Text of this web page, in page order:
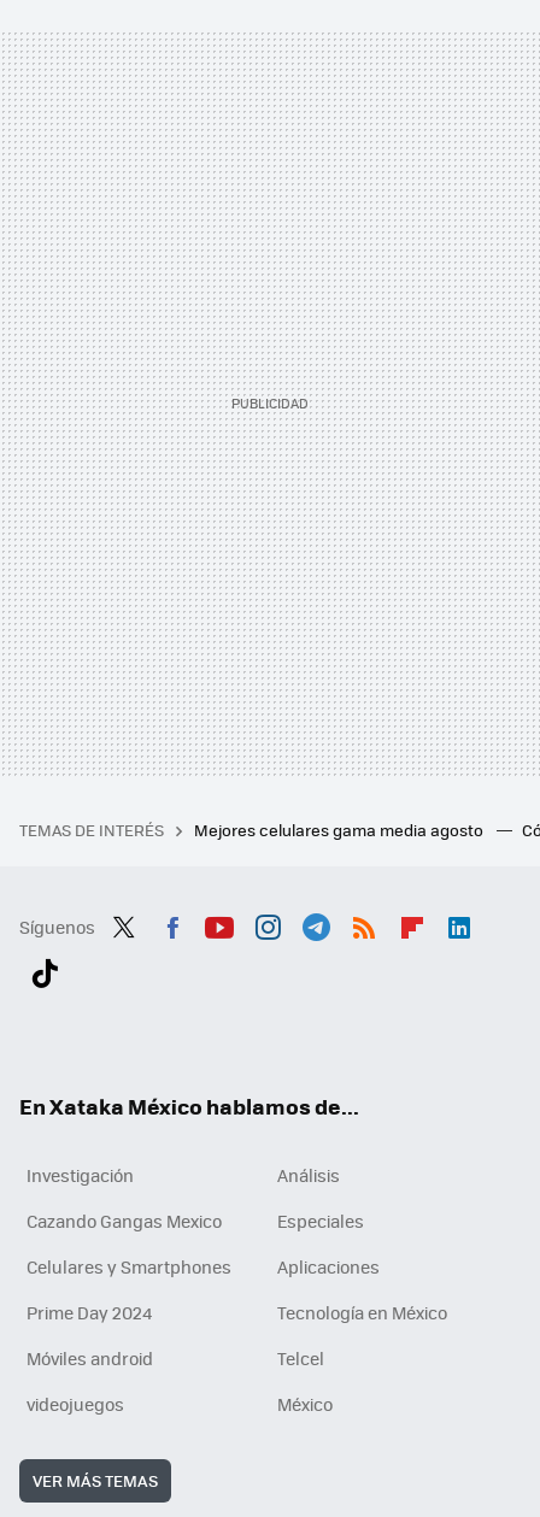
TEMAS DE INTERÉS Mejores celulares gama media agosto
Síguenos
En Xataka México hablamos de...
Investigación
Análisis
Cazando Gangas Mexico
Especiales
Celulares y Smartphones
Aplicaciones
Prime Day 2024
Tecnología en México
Móviles android
Telcel
videojuegos
México
VER MÁS TEMAS